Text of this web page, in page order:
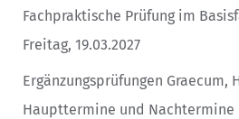
Fachpraktische Prüfung im
Freitag, 19.03.2027
Ergänzungsprüfungen
Haupttermine und Nachtermine